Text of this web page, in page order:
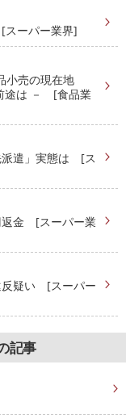
スーパー業界]
小売の現在地
途は － [食品業
派遣」実態は [ス
返金 [スーパー業
反疑い [スーパー
記事